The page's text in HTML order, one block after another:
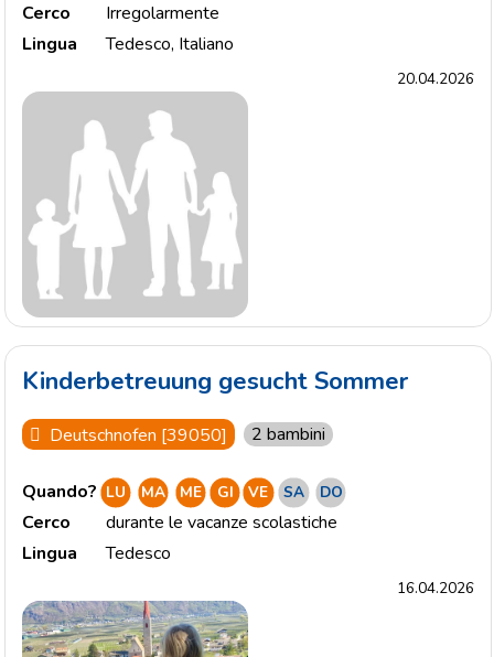
Cerco
Irregolarmente
Lingua
Tedesco, Italiano
20.04.2026
Kinderbetreuung gesucht Sommer
Deutschnofen [39050] 2 bambini
Quando? LU MA ME GI VE SA DO
Cerco
durante le vacanze scolastiche
Lingua
Tedesco
16.04.2026